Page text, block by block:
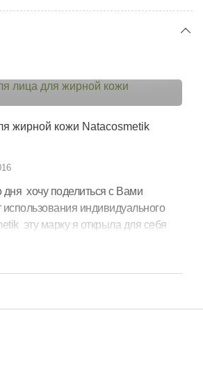
жирной кожи Natacosmetik
дня хочу поделиться с Вами
индивидуального
эту марку я открыла для себя
средств и использования
получив исчерпывающие ответы
индивидуального крема...